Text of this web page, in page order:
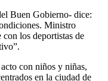
Buen Gobierno- dice:
Ministro
los deportistas de
con niños y niñas,
en la ciudad de